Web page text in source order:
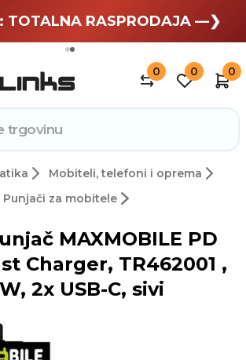
odmor —❯
TOTALNA RASPRODAJA —❯
0 0 0
Mobiteli, telefoni i oprema
Punjači za mobitele
MAXMOBILE PD
Charger, TR462001 ,
2x USB-C, sivi